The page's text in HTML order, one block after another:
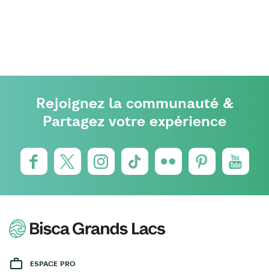
Rejoignez la communauté &
Partagez votre expérience
ESPACE PRO